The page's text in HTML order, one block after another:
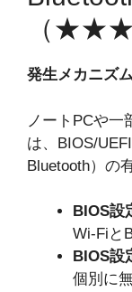
（
発生メカニズ
ノートPCや一
は、BIOS/
Bluetooth）の
BIOS設
Wi-Fiと
BIOS設
個別に